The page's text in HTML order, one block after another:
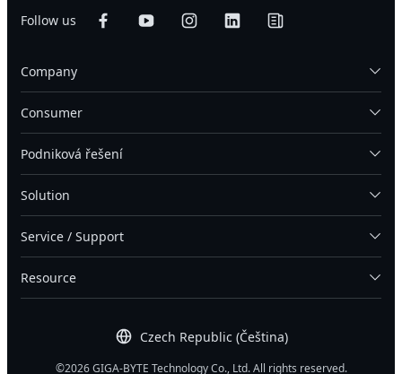
Follow us
Czech Republic (Čeština)
Company
Consumer
Podniková řešení
Solution
Service / Support
Resource
©2026 GIGA-BYTE Technology Co., Ltd. All rights reserved.